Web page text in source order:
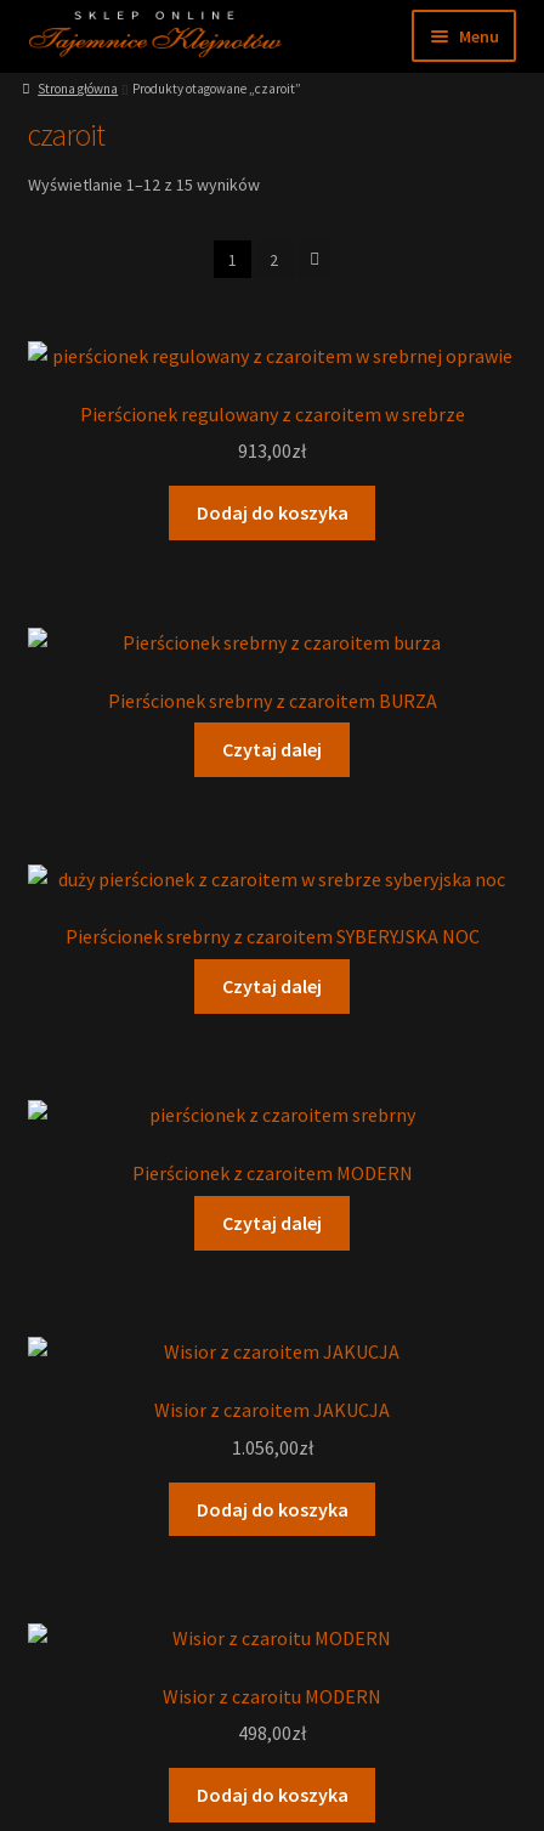
Przejdź
do
nawigacji
Przejdź
do
treści
Menu
Sklep
Wiedza
Strona główna Produkty otagowane „czaroit”
czaroit
Wyświetlanie 1–12 z 15 wyników
1 2
Pierścionek regulowany z czaroitem w srebrze
913,00zł
Dodaj do koszyka
Pierścionek srebrny z czaroitem BURZA
Czytaj dalej
Pierścionek srebrny z czaroitem SYBERYJSKA NOC
Czytaj dalej
Pierścionek z czaroitem MODERN
Czytaj dalej
Wisior z czaroitem JAKUCJA
1.056,00zł
Dodaj do koszyka
Wisior z czaroitu MODERN
498,00zł
Dodaj do koszyka